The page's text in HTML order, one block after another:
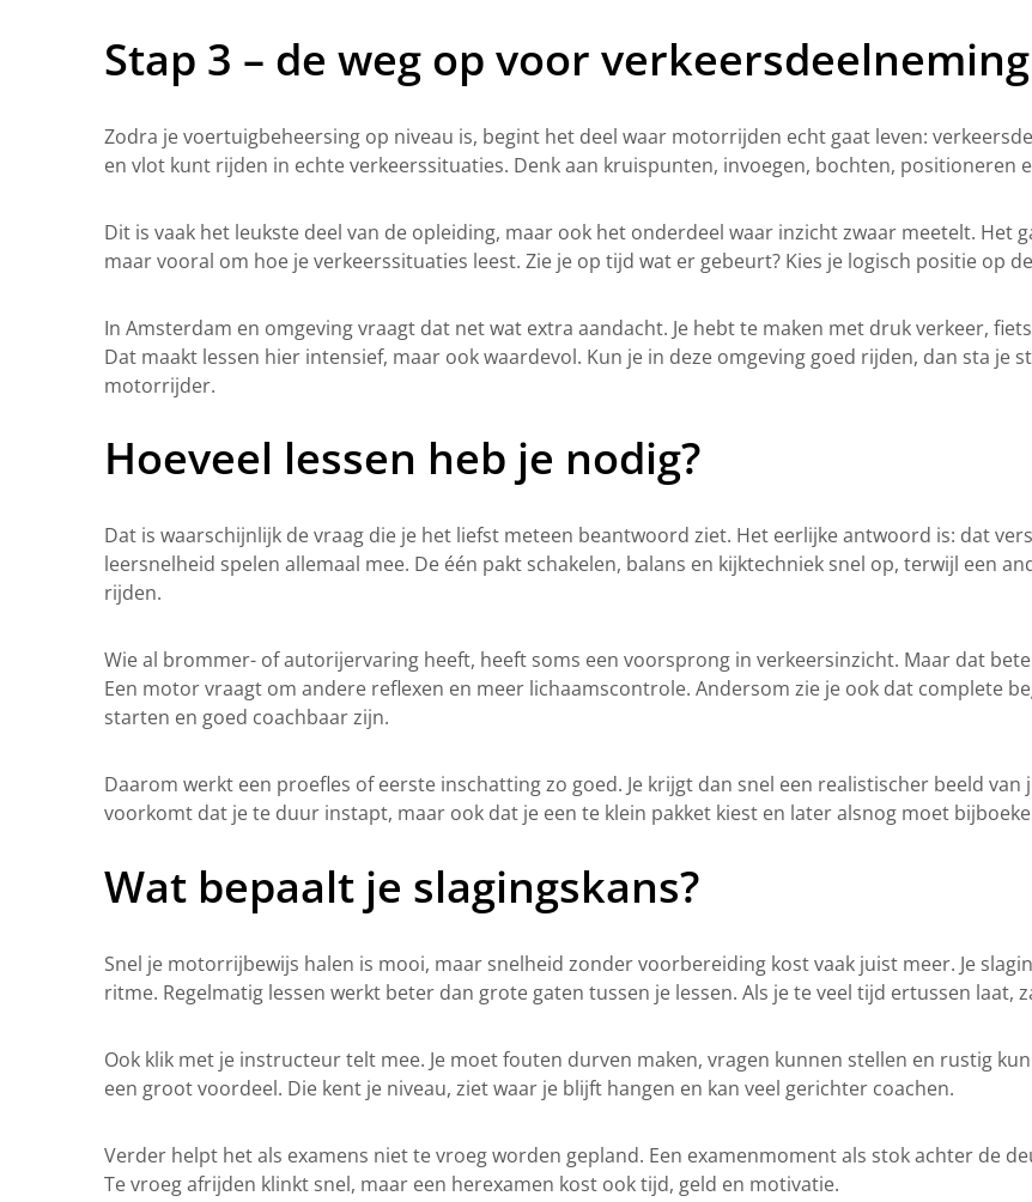
Stap 3 – de weg op voor verkeersdeelneming
Zodra je voertuigbeheersing op niveau is, begint het deel waar motorrijden echt gaat leven:
en vlot kunt rijden in echte verkeerssituaties. Denk aan kruispunten, invoegen, bochten, positioneren
Dit is vaak het leukste deel van de opleiding, maar ook het onderdeel waar inzicht zwaar meetelt. Het
maar vooral om hoe je verkeerssituaties leest. Zie je op tijd wat er gebeurt? Kies je logisch positie op
In Amsterdam en omgeving vraagt dat net wat extra aandacht. Je hebt te maken met druk verkeer,
Dat maakt lessen hier intensief, maar ook waardevol. Kun je in deze omgeving goed rijden, dan sta je
motorrijder.
Hoeveel lessen heb je nodig?
Dat is waarschijnlijk de vraag die je het liefst meteen beantwoord ziet. Het eerlijke antwoord is: dat
leersnelheid spelen allemaal mee. De één pakt schakelen, balans en kijktechniek snel op, terwijl een
rijden.
Wie al brommer- of autorijervaring heeft, heeft soms een voorsprong in verkeersinzicht. Maar dat
Een motor vraagt om andere reflexen en meer lichaamscontrole. Andersom zie je ook dat complete
starten en goed coachbaar zijn.
Daarom werkt een proefles of eerste inschatting zo goed. Je krijgt dan snel een realistischer beeld
voorkomt dat je te duur instapt, maar ook dat je een te klein pakket kiest en later alsnog moet
Wat bepaalt je slagingskans?
Snel je motorrijbewijs halen is mooi, maar snelheid zonder voorbereiding kost vaak juist meer. Je
ritme. Regelmatig lessen werkt beter dan grote gaten tussen je lessen. Als je te veel tijd ertussen laat,
Ook klik met je instructeur telt mee. Je moet fouten durven maken, vragen kunnen stellen en rustig
een groot voordeel. Die kent je niveau, ziet waar je blijft hangen en kan veel gerichter coachen.
Verder helpt het als examens niet te vroeg worden gepland. Een examenmoment als stok achter de
Te vroeg afrijden klinkt snel, maar een herexamen kost ook tijd, geld en motivatie.